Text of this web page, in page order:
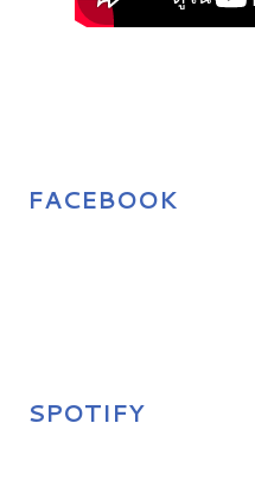
FACEBOOK
SPOTIFY